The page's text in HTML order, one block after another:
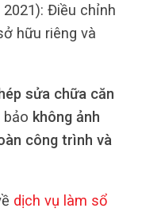
Điều chỉnh
hữu riêng và
sửa chữa căn
bảo không ảnh
công trình và
dịch vụ làm sổ